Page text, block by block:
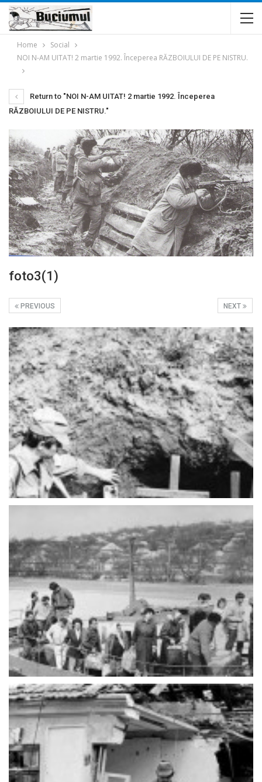
Home
Social
NOI N-AM UITAT! 2 martie 1992. Începerea RĂZBOIULUI DE PE NISTRU.
Return to "NOI N-AM UITAT! 2 martie 1992. Începerea
RĂZBOIULUI DE PE NISTRU."
foto3(1)
NEXT
PREVIOUS